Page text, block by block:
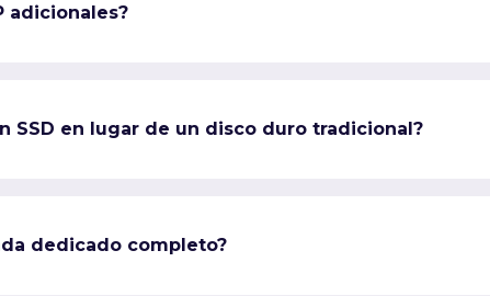
adicionales?
SSD en lugar de un disco duro tradicional?
dedicado completo?